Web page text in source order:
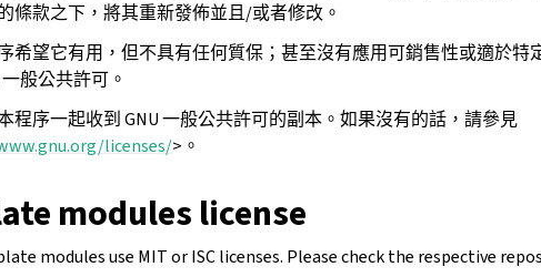
條款之下，將其重新發佈並且/或者修改。
希望它有用，但不具有任何質保；甚至沒有應用可銷售性或適於特
般公共許可。
程序一起收到 GNU 一般公共許可的副本。如果沒有的話，請參見
licenses/>。
modules license
modules use MIT or ISC licenses. Please check the respective